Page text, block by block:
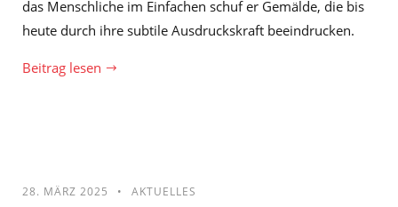
das Menschliche im Einfachen schuf er Gemälde, die bis
heute durch ihre subtile Ausdruckskraft beeindrucken.
Beitrag lesen
28. MÄRZ 2025 AKTUELLES